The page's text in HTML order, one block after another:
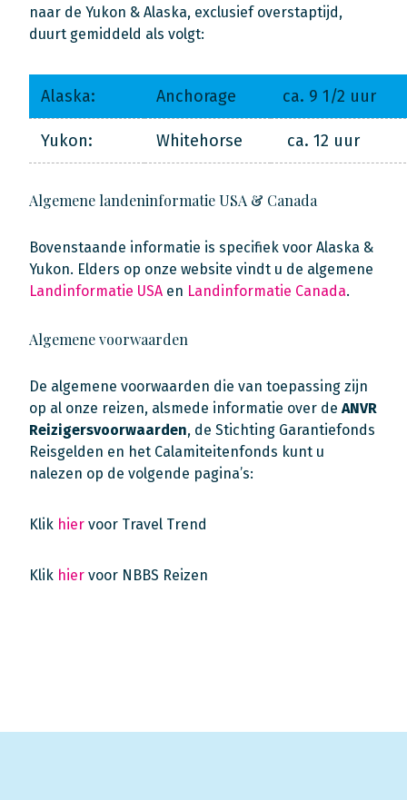
naar de Yukon & Alaska, exclusief overstaptijd,
duurt gemiddeld als volgt:
Alaska: Anchorage ca. 9 1/2 uur
Yukon: Whitehorse ca. 12 uur
Algemene landeninformatie USA & Canada
Bovenstaande informatie is specifiek voor Alaska &
Yukon. Elders op onze website vindt u de algemene
Landinformatie USA en Landinformatie Canada.
Algemene voorwaarden
De algemene voorwaarden die van toepassing zijn
op al onze reizen, alsmede informatie over de ANVR
Reizigersvoorwaarden, de Stichting Garantiefonds
Reisgelden en het Calamiteitenfonds kunt u
nalezen op de volgende pagina’s:
Klik hier voor Travel Trend
Klik hier voor NBBS Reizen